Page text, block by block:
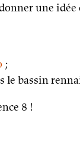
une idée
;
le bassin
8 !